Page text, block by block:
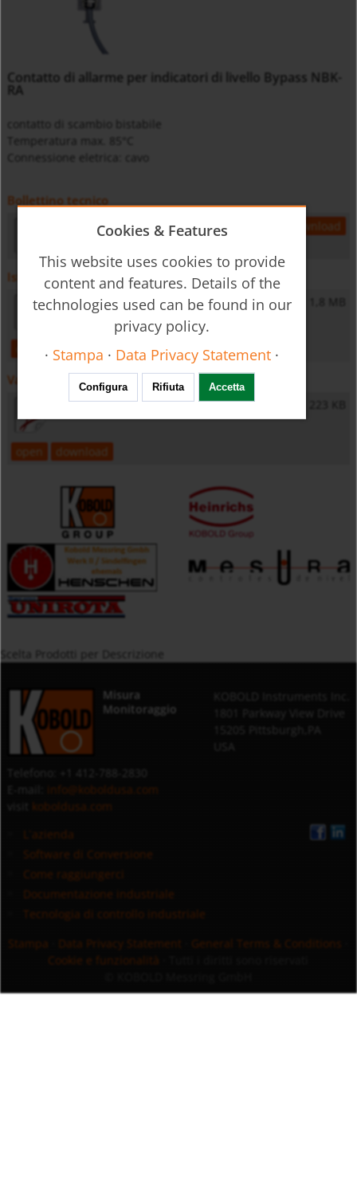
Contatto di allarme per indicatori di livello Bypass NBK-
RA
Temperatura max. 85°C
Connessione eletrica: cavo
Bollettino tecnico
nbk-03-atex-gb-level 1,4 MB download
Istruzioni per l'uso
NBK-RA - Operating instructions 1,8 MB
download
Varie
General Safety Instructions 223 KB
open download
Misura
Monitoraggio
info@koboldusa.com
koboldusa.com
L`azienda
Software di Conversione
Come raggiungerci
Documentazione industriale
Tecnologia di controllo industriale
Stampa
Data Privacy Statement General Terms & Conditions
Cookie e funzionalità
Cookies & Features
This website uses cookies to provide
content and features. Details of the
technologies used can be found in our
privacy policy.
· Stampa · Data Privacy Statement ·
Configura Rifiuta Accetta